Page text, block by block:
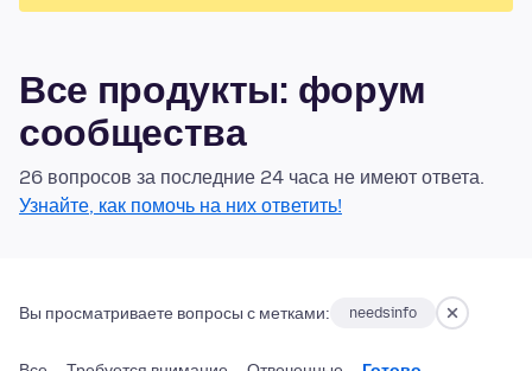
Все продукты: форум
сообщества
26 вопросов за последние 24 часа не имеют ответа.
Узнайте, как помочь на них ответить!
Вы просматриваете вопросы с метками: needsinfo